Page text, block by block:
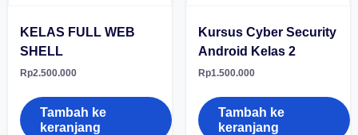
KELAS FULL WEB
SHELL
Rp2.500.000
Tambah ke
keranjang
Kursus Cyber Security
Android Kelas 2
Rp1.500.000
Tambah ke
keranjang